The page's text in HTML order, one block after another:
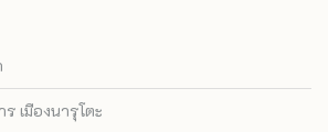
เมืองนารุโตะ